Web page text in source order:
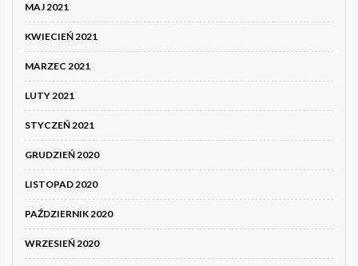
MAJ 2021
KWIECIEŃ 2021
MARZEC 2021
LUTY 2021
STYCZEŃ 2021
GRUDZIEŃ 2020
LISTOPAD 2020
PAŹDZIERNIK 2020
WRZESIEŃ 2020